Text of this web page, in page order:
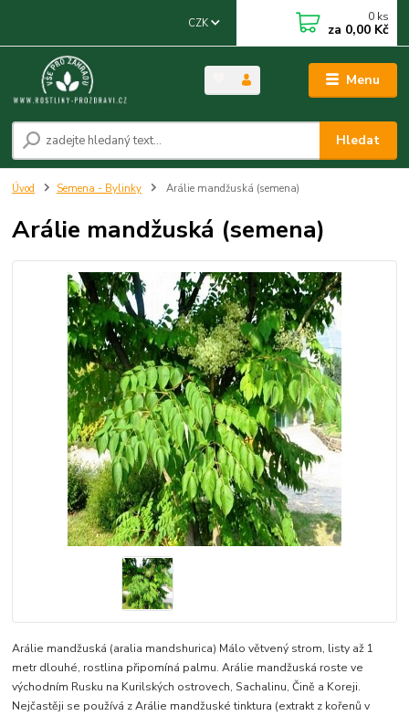
Menu
CZK
Hledat
0 ks
za 0,00 Kč
Úvod Semena - Bylinky Arálie mandžuská (semena)
Arálie mandžuská (semena)
Arálie mandžuská (aralia mandshurica) Málo větvený strom, listy až 1
metr dlouhé, rostlina připomíná palmu. Arálie mandžuská roste ve
východním Rusku na Kurilských ostrovech, Sachalinu, Čině a Koreji.
Nejčastěji se používá z Arálie mandžuské tinktura (extrakt z kořenů v